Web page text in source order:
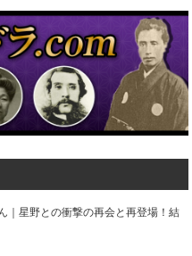
｜星野との衝撃の再会と再登場！結